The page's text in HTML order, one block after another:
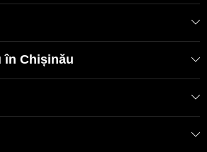
în Chișinău